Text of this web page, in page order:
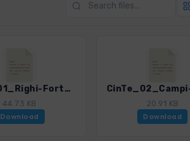
CinTe_01_Righi-Forte Diamante.gpx
44.73 KB
Download
20.91 KB
Download